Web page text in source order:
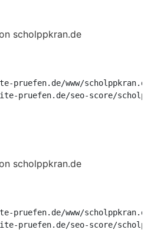
pruefen.de/www/
pruefen.de/seo-score/
pruefen.de/www/
pruefen.de/seo-score/